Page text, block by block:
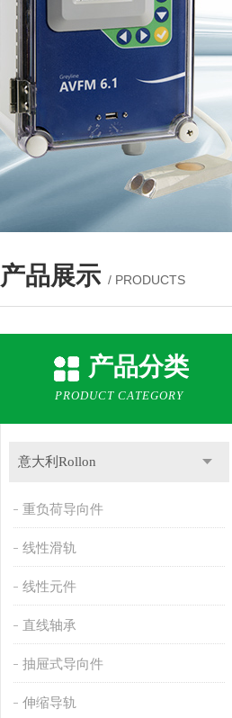
产品展示 / PRODUCTS
产品分类
PRODUCT CATEGORY
意大利Rollon
重负荷导向件
线性滑轨
线性元件
直线轴承
抽屉式导向件
伸缩导轨